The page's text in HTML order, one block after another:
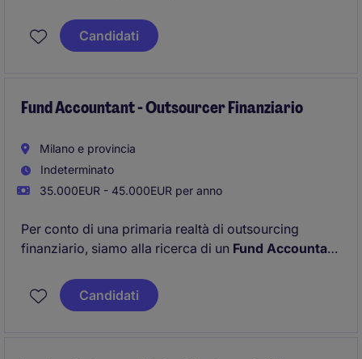
Candidati
Fund Accountant - Outsourcer Finanziario
Milano e provincia
Indeterminato
35.000EUR - 45.000EUR per anno
Per conto di una primaria realtà di outsourcing
finanziario, siamo alla ricerca di un Fund Accountant
servizi finanziari, fund administrator, banche
depositarie o società di revisione con focus sul
Candidati